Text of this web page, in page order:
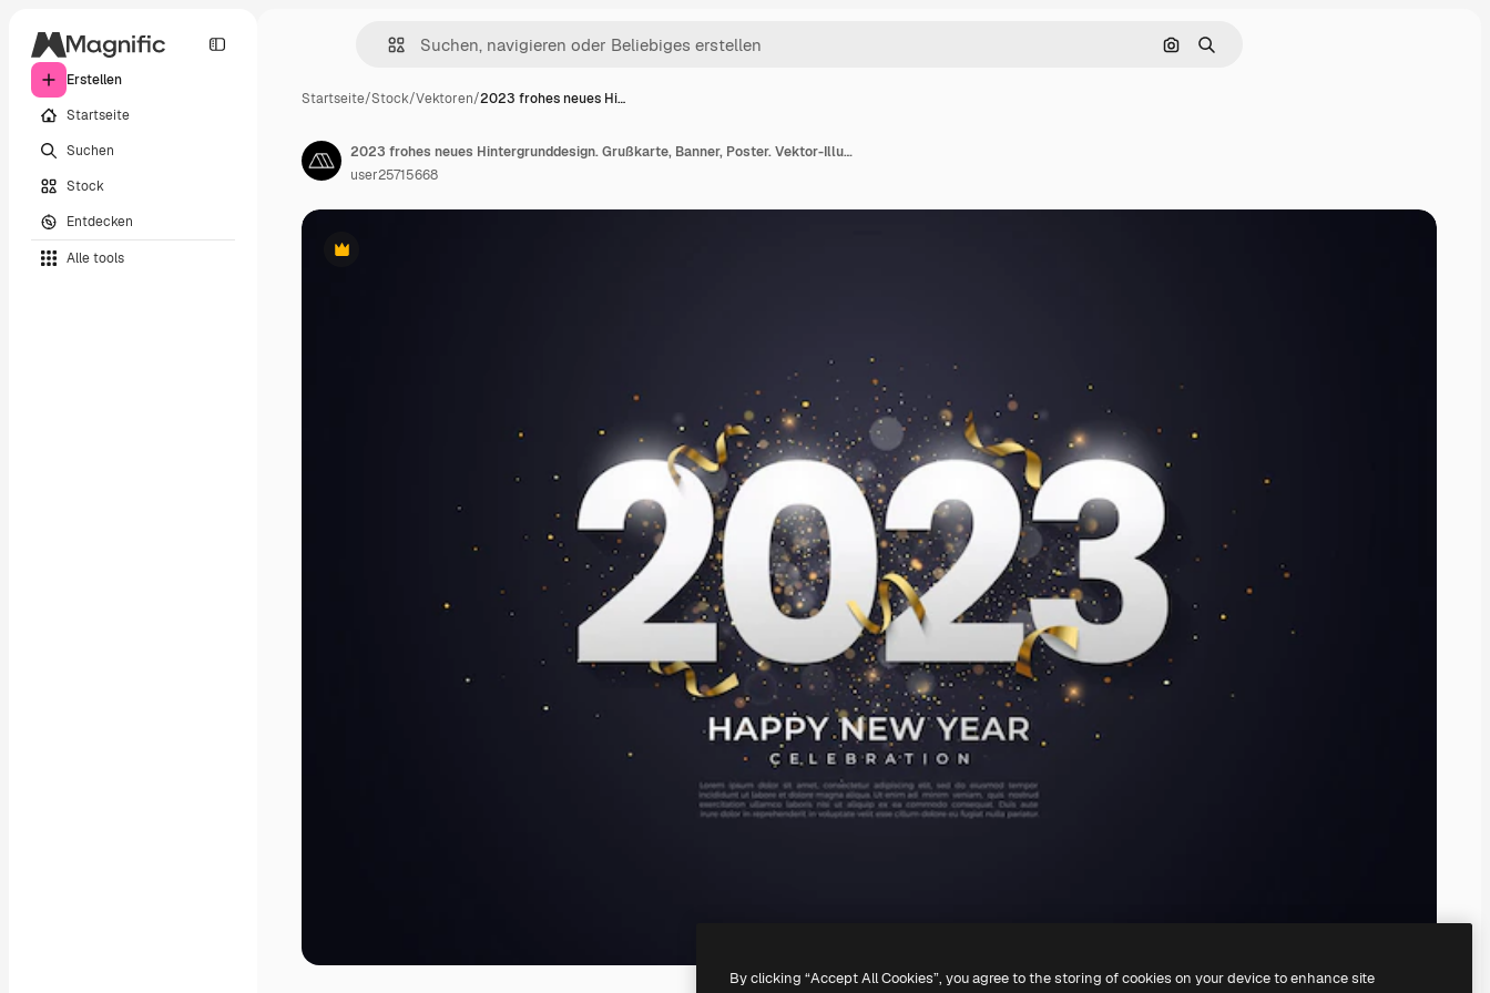
Erstellen
Startseite
Suchen
Stock
Entdecken
Alle tools
Nach Bild suchen
Suchen
Startseite/Stock/Vektoren/2023 frohes neues Hi…
Premium
2023 frohes neues Hintergrunddesign. Grußkarte, Banner, Poster. Vektor-Illustration.
user25715668
By clicking “Accept All Cookies”, you agree to the storing of cookies on your device to enhance site